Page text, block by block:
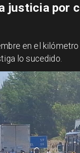
justicia por
en el
lo sucedido.